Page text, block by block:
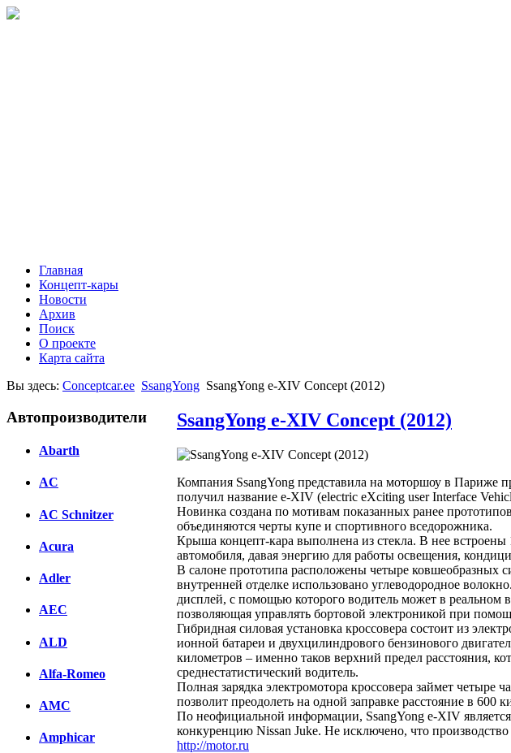
Главная
Концепт-кары
Новости
Архив
Поиск
О проекте
Карта сайта
Вы здесь: Conceptcar.ee SsangYong SsangYong e-XIV Concept (2012)
Автопроизводители
Abarth
AC
AC Schnitzer
Acura
Adler
AEC
ALD
Alfa-Romeo
AMC
Amphicar
SsangYong e-XIV Concept (2012)
Компания SsangYong представила на моторшоу в Париже
получил название e-XIV (electric eXciting user Interface
Новинка создана по мотивам показанных ранее
объединяются черты купе и спортивного вседорожника.
Крыша концепт-кара выполнена из стекла. В нее
автомобиля, давая энергию для работы освещения,
В салоне прототипа расположены четыре ковшеобразных
внутренней отделке использовано углеводородное
дисплей, с помощью которого водитель может в реальном
позволяющая управлять бортовой электроникой при
Гибридная силовая установка кроссовера состоит из
ионной батареи и двухцилиндрового бензинового
километров – именно таков верхний предел расстояния,
среднестатистический водитель.
Полная зарядка электромотора кроссовера займет четыре
позволит преодолеть на одной заправке расстояние в 600
По неофициальной информации, SsangYong e-XIV
конкуренцию Nissan Juke. Не исключено, что
http://motor.ru